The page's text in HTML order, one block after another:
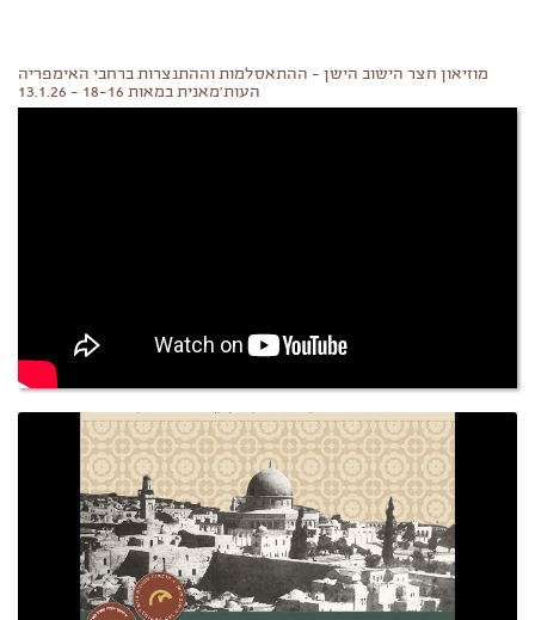
מוזיאון חצר הישוב הישן - ההתאסלמות וההתנצרות ברחבי האימפריה
העות'מאנית במאות 18-16 - 13.1.26